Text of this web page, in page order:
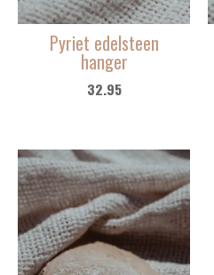
Pyriet edelsteen
hanger
32.95